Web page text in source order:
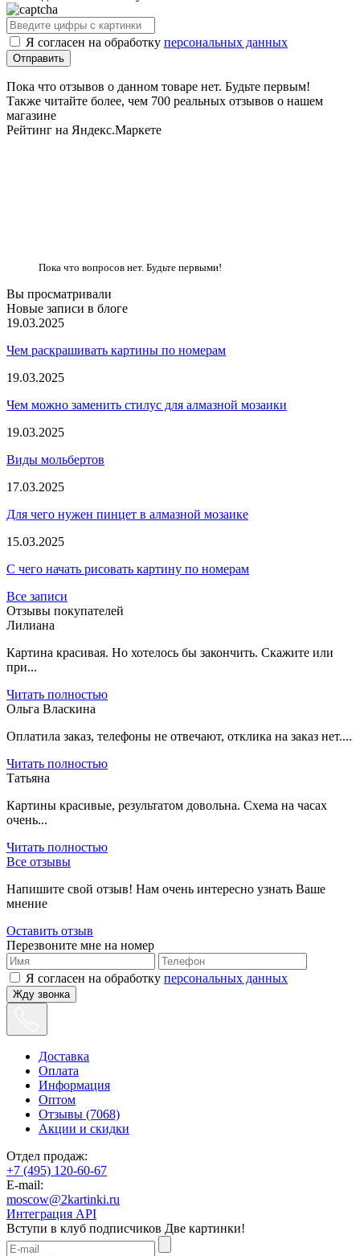
Я согласен на обработку персональных данных
Пока что отзывов о данном товаре нет. Будьте первым!
Также читайте более, чем 700 реальных отзывов о нашем
магазине
Рейтинг на Яндекс.Маркете
Пока что вопросов нет. Будьте первыми!
Вы просматривали
Новые записи в блоге
19.03.2025
Чем раскрашивать картины по номерам
19.03.2025
Чем можно заменить стилус для алмазной мозаики
19.03.2025
Виды мольбертов
17.03.2025
Для чего нужен пинцет в алмазной мозаике
15.03.2025
С чего начать рисовать картину по номерам
Все записи
Отзывы покупателей
Лилиана
Картина красивая. Но хотелось бы закончить. Скажите или
при...
Читать полностью
Ольга Власкина
Оплатила заказ, телефоны не отвечают, отклика на заказ нет....
Читать полностью
Татьяна
Картины красивые, результатом довольна. Схема на часах
очень...
Читать полностью
Все отзывы
Напишите свой отзыв! Нам очень интересно узнать Ваше
мнение
Оставить отзыв
Перезвоните мне на номер
Я согласен на обработку персональных данных
Жду звонка
Доставка
Оплата
Информация
Оптом
Отзывы (7068)
Акции и скидки
Отдел продаж:
+7 (495) 120-60-67
E-mail:
moscow@2kartinki.ru
Интеграция API
Вступи в клуб подписчиков Две картинки!